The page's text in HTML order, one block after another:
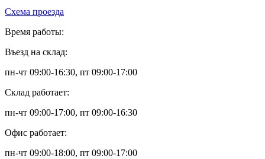
Схема проезда
Время работы:
Въезд на склад:
пн-чт 09:00-16:30, пт 09:00-17:00
Склад работает:
пн-чт 09:00-17:00, пт 09:00-16:30
Офис работает:
пн-чт 09:00-18:00, пт 09:00-17:00